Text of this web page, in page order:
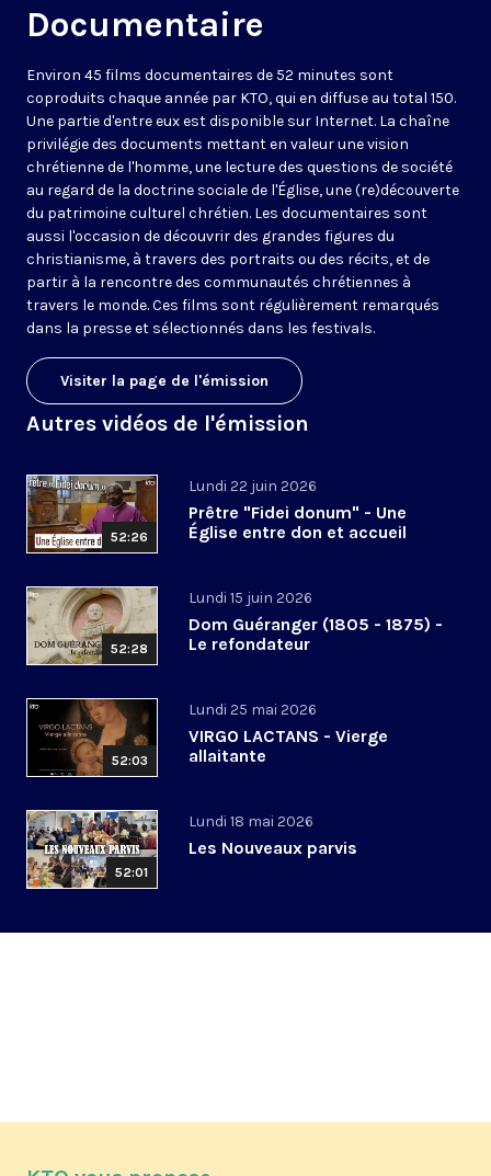
Documentaire
Environ 45 films documentaires de 52 minutes sont
coproduits chaque année par KTO, qui en diffuse au total 150.
Une partie d'entre eux est disponible sur Internet. La chaîne
privilégie des documents mettant en valeur une vision
chrétienne de l'homme, une lecture des questions de société
au regard de la doctrine sociale de l'Église, une (re)découverte
du patrimoine culturel chrétien. Les documentaires sont
aussi l'occasion de découvrir des grandes figures du
christianisme, à travers des portraits ou des récits, et de
partir à la rencontre des communautés chrétiennes à
travers le monde. Ces films sont régulièrement remarqués
dans la presse et sélectionnés dans les festivals.
Visiter la page de l'émission
Autres vidéos de l'émission
52:26
Lundi 22 juin 2026
Prêtre "Fidei donum" - Une
Église entre don et accueil
52:28
Lundi 15 juin 2026
Dom Guéranger (1805 - 1875) -
Le refondateur
52:03
Lundi 25 mai 2026
VIRGO LACTANS - Vierge
allaitante
52:01
Lundi 18 mai 2026
Les Nouveaux parvis